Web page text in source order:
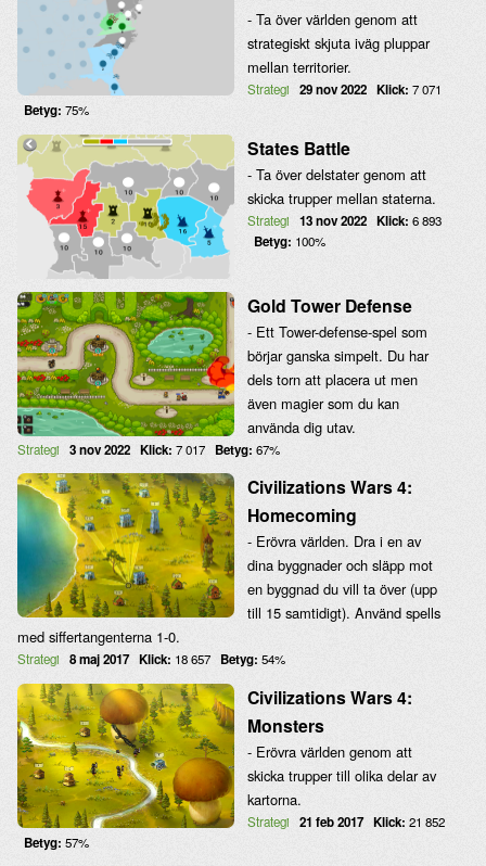
- Ta över världen genom att
strategiskt skjuta iväg pluppar
mellan territorier.
Strategi 29 nov 2022 Klick: 7 071
Betyg: 75%
States Battle
- Ta över delstater genom att
skicka trupper mellan staterna.
Strategi 13 nov 2022 Klick: 6 893
Betyg: 100%
Gold Tower Defense
- Ett Tower-defense-spel som
börjar ganska simpelt. Du har
dels torn att placera ut men
även magier som du kan
använda dig utav.
Strategi 3 nov 2022 Klick: 7 017 Betyg: 67%
Civilizations Wars 4:
Homecoming
- Erövra världen. Dra i en av
dina byggnader och släpp mot
en byggnad du vill ta över (upp
till 15 samtidigt). Använd spells
med siffertangenterna 1-0.
Strategi 8 maj 2017 Klick: 18 657 Betyg: 54%
Civilizations Wars 4:
Monsters
- Erövra världen genom att
skicka trupper till olika delar av
kartorna.
Strategi 21 feb 2017 Klick: 21 852
Betyg: 57%